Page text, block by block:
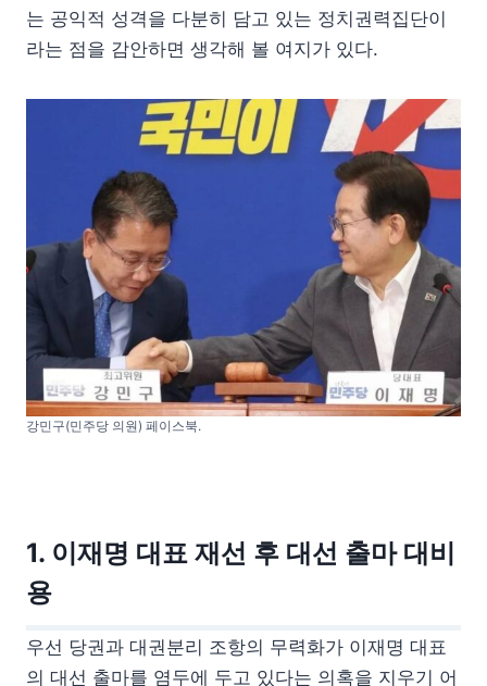
는 공익적 성격을 다분히 담고 있는 정치권력집단이
라는 점을 감안하면 생각해 볼 여지가 있다.
강민구(민주당 의원) 페이스북.
1. 이재명 대표 재선 후 대선 출마 대비
용
우선 당권과 대권분리 조항의 무력화가 이재명 대표
의 대선 출마를 염두에 두고 있다는 의혹을 지우기 어